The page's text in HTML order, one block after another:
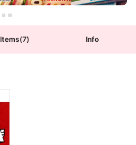
Items(7) Info